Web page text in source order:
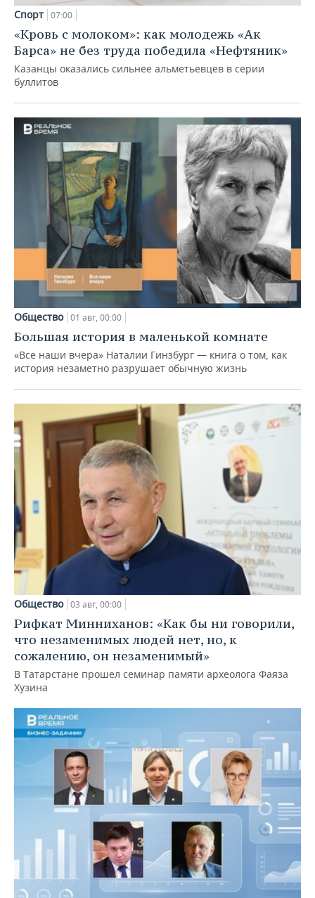
Спорт 07:00
«Кровь с молоком»: как молодежь «Ак
Барса» не без труда победила «Нефтяник»
Казанцы оказались сильнее альметьевцев в серии
буллитов
Общество 01 авг, 00:00
Большая история в маленькой комнате
«Все наши вчера» Наталии Гинзбург — книга о том, как
история незаметно разрушает обычную жизнь
Общество 03 авг, 00:00
Рифкат Минниханов: «Как бы ни говорили,
что незаменимых людей нет, но, к
сожалению, он незаменимый»
В Татарстане прошел семинар памяти археолога Фаяза
Хузина